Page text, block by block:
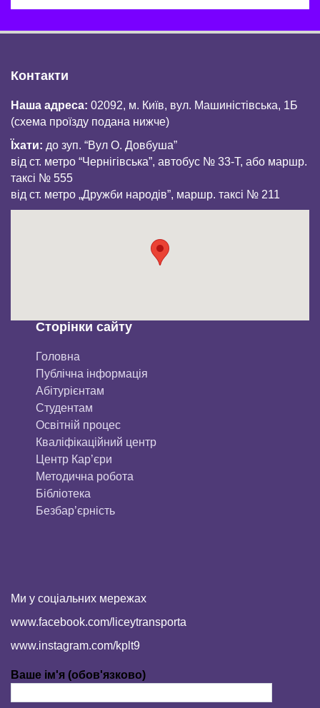
Контакти
Наша адреса: 02092, м. Київ, вул. Машиністівська, 1Б
(схема проїзду подана нижче)
Їхати: до зуп. “Вул О. Довбуша”
від ст. метро “Чернігівська”, автобус № 33-Т, або маршр.
таксі № 555
від ст. метро „Дружби народів”, маршр. таксі № 211
Сторінки сайту
Головна
Публічна інформація
Aбітурієнтaм
Студентам
Освітній процес
Кваліфікаційний центр
Центр Кар’єри
Методична робота
Бібліотека
Безбар’єрність
Ми у соціальних мережах
www.facebook.com/liceytransporta
www.instagram.com/kplt9
Ваше ім'я (обов'язково)